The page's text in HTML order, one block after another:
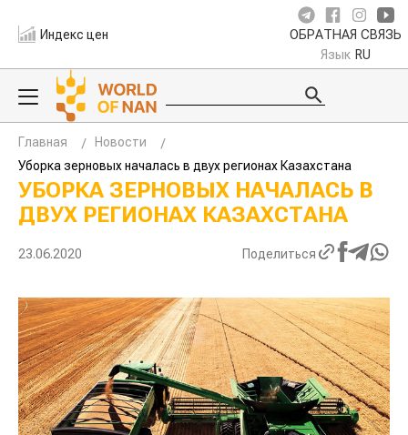
Индекс цен ОБРАТНАЯ СВЯЗЬ
Язык RU
Главная
Новости
Уборка зерновых началась в двух регионах Казахстана
УБОРКА ЗЕРНОВЫХ НАЧАЛАСЬ В
ДВУХ РЕГИОНАХ КАЗАХСТАНА
23.06.2020 Поделиться